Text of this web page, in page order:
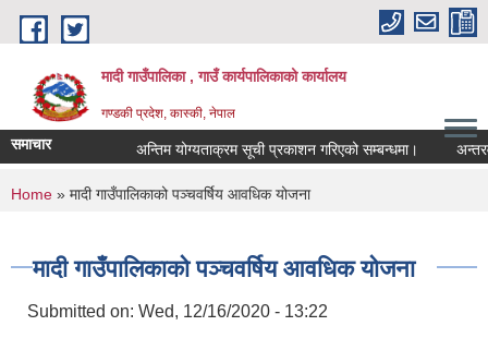
Skip to main content
मादी गाउँपालिका , गाउँ कार्यपालिकाको कार्यालय
गण्डकी प्रदेश, कास्की, नेपाल
समाचार अन्तिम योग्यताक्रम सूची प्रकाशन गरिएको सम्बन्धमा। अन्तरवार्ता
You are here
Home » मादी गाउँपालिकाको पञ्चवर्षिय आवधिक योजना
मादी गाउँपालिकाको पञ्चवर्षिय आवधिक योजना
Submitted on: Wed, 12/16/2020 - 13:22